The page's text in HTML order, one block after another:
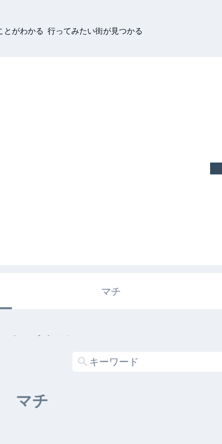
とがわかる 行ってみたい街が見つかる
マチ
キガタリ
マチ